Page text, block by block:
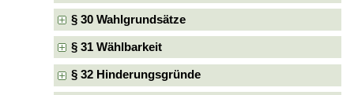
§ 30 Wahlgrundsätze
§ 31 Wählbarkeit
§ 32 Hinderungsgründe